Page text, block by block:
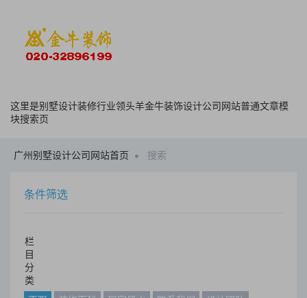
这里是别墅设计装修行业领头羊金牛装饰设计公司网站普通文章模
块搜索页
广州别墅设计公司网站首页 搜索
条件筛选
栏
目
分
类